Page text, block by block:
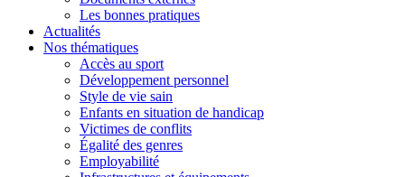
Les bonnes pratiques
Actualités
Nos thématiques
Accès au sport
Développement personnel
Style de vie sain
Enfants en situation de handicap
Victimes de conflits
Égalité des genres
Employabilité